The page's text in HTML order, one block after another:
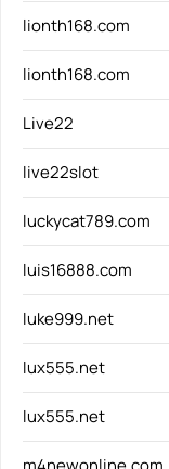
lionth168.com
lionth168.com
Live22
live22slot
luckycat789.com
luis16888.com
luke999.net
lux555.net
lux555.net